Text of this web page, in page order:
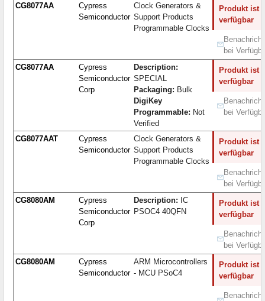
CG8077AA
Cypress
Semiconductor
Clock Generators &
Support Products
Programmable Clocks
Produkt ist
verfügbar
bei
CG8077AA
Cypress
Semiconductor
Corp
Description:
SPECIAL
Packaging: Bulk
DigiKey
Programmable: Not
Verified
Produkt ist
verfügbar
bei
CG8077AAT
Cypress
Semiconductor
Clock Generators &
Support Products
Programmable Clocks
Produkt ist
verfügbar
bei
CG8080AM
Cypress
Semiconductor
Corp
Description: IC
PSOC4 40QFN
Produkt ist
verfügbar
bei
CG8080AM
Cypress
Semiconductor
ARM Microcontrollers
- MCU PSoC4
Produkt ist
verfügbar